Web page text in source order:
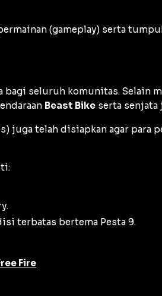
(gameplay) serta
bagi seluruh komunitas.
Beast Bike serta senjata
) juga telah disiapkan agar para
.
terbatas bertema Pesta 9.
Fire